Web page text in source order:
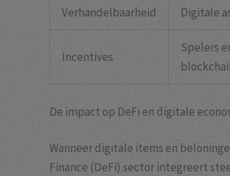
Verhandelbaarheid Digitale
Incentives
Spelers
De impact op DeFi en digitale
Wanneer digitale items en
Finance (DeFi) sector integreert